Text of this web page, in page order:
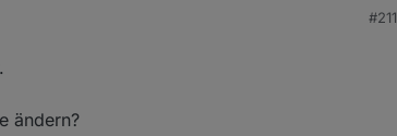
#211
ändern?